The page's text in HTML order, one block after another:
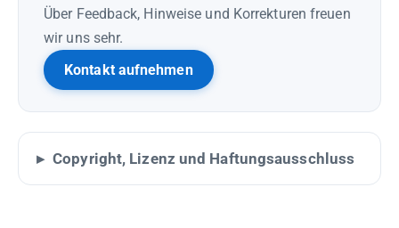
Über Feedback, Hinweise und Korrekturen freuen
wir uns sehr.
Kontakt aufnehmen
Copyright, Lizenz und Haftungsausschluss